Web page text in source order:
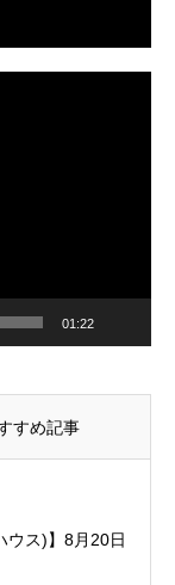
01:22
すめ記事
ウス)】8月20日